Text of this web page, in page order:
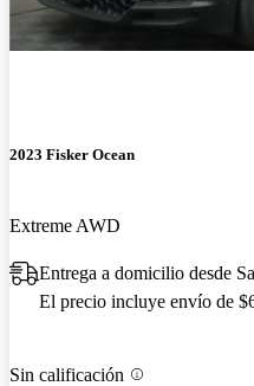
2023 Fisker Ocean
Extreme AWD
Entrega a domicilio desde
El precio incluye envío de
Sin calificación